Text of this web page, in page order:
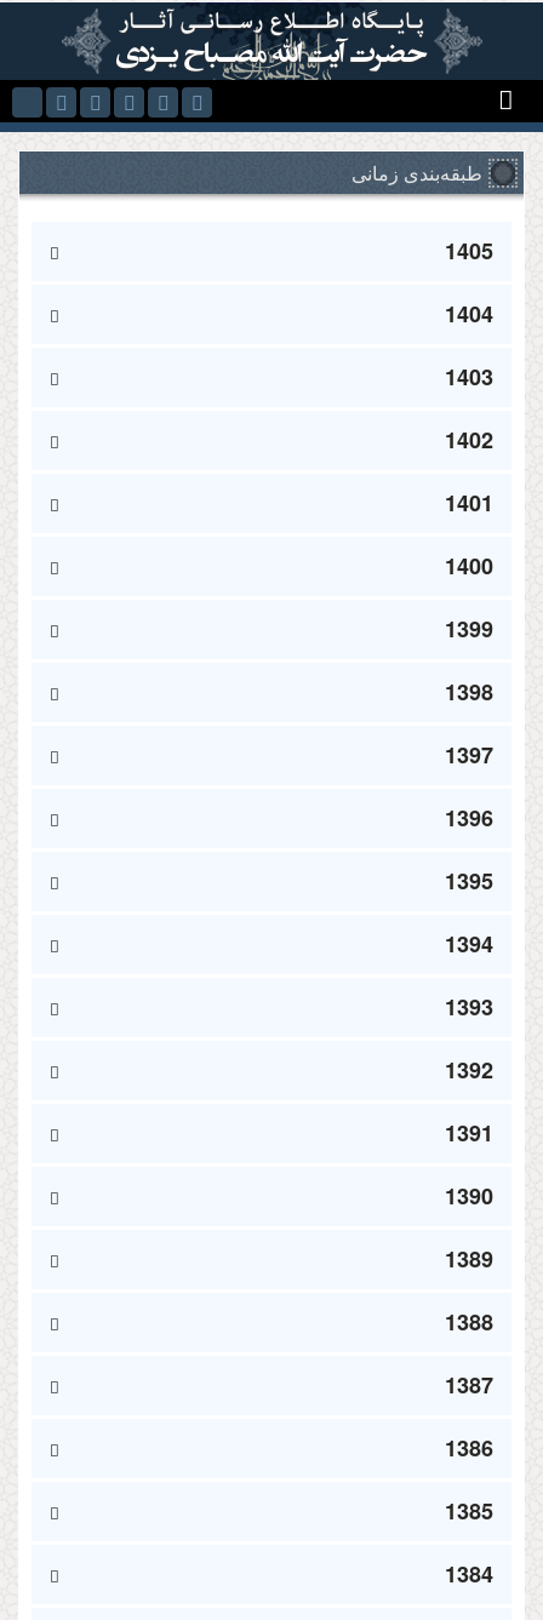
Skip to main content
طبقه‌بندی زمانی
1405
1404
1403
1402
1401
1400
1399
1398
1397
1396
1395
1394
1393
1392
1391
1390
1389
1388
1387
1386
1385
1384